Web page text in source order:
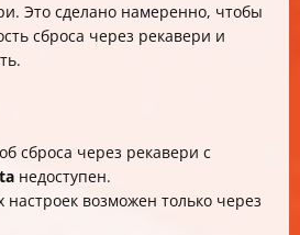
Это сделано намеренно, чтобы
сброса через рекавери и
сброса через рекавери с
недоступен.
настроек возможен только через